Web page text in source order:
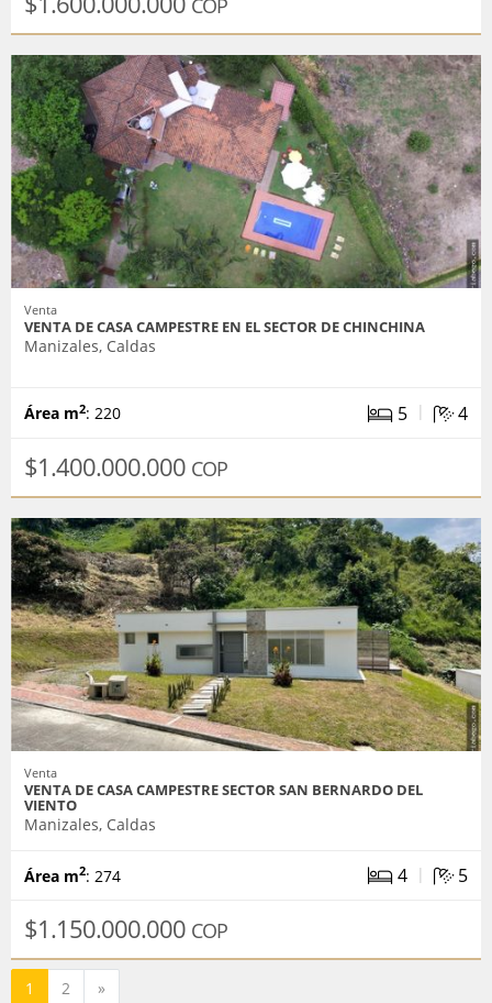
COP
Venta
VENTA DE CASA CAMPESTRE EN EL SECTOR DE CHINCHINA
Manizales, Caldas
Área m2: 220 5 | 4
$1.400.000.000 COP
Venta
VENTA DE CASA CAMPESTRE SECTOR SAN BERNARDO DEL
VIENTO
Manizales, Caldas
Área m2: 274 4 | 5
$1.150.000.000 COP
1 2 »